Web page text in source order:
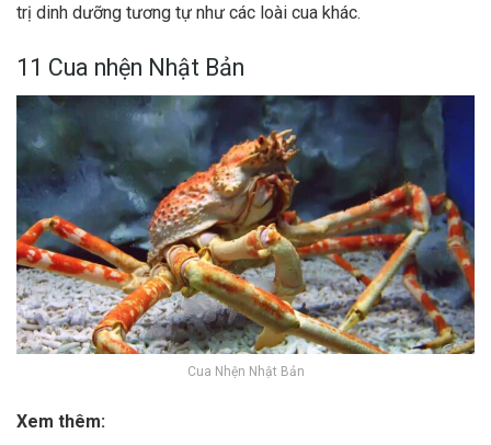
trị dinh dưỡng tương tự như các loài cua khác.
11 Cua nhện Nhật Bản
Cua Nhện Nhật Bản
Xem thêm: